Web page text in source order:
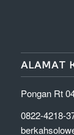
ALAMAT
Pongan Rt
0822-4218-